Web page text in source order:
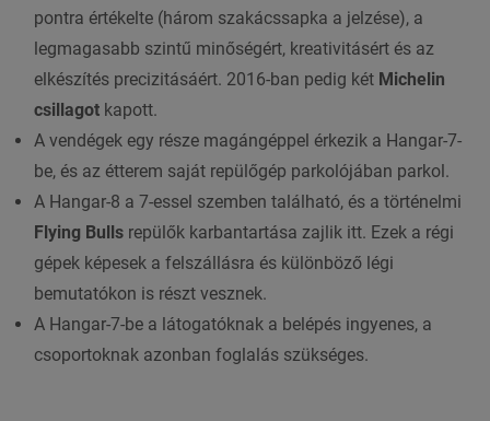
pontra értékelte (három szakácssapka a jelzése), a
legmagasabb szintű minőségért, kreativitásért és az
elkészítés precizitásáért. 2016-ban pedig két Michelin
csillagot kapott.
A vendégek egy része magángéppel érkezik a Hangar-7-
be, és az étterem saját repülőgép parkolójában parkol.
A Hangar-8 a 7-essel szemben található, és a történelmi
Flying Bulls repülők karbantartása zajlik itt. Ezek a régi
gépek képesek a felszállásra és különböző légi
bemutatókon is részt vesznek.
A Hangar-7-be a látogatóknak a belépés ingyenes, a
csoportoknak azonban foglalás szükséges.